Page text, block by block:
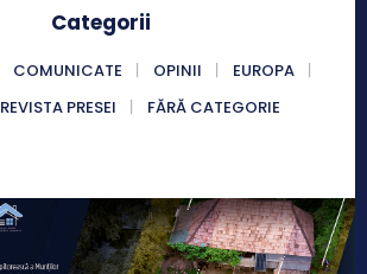
Categorii
COMUNICATE OPINII
EUROPA
REVISTA PRESEI FĂRĂ CATEGORIE